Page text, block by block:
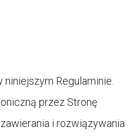
Regulaminie.
przez Stronę
i rozwiązywania